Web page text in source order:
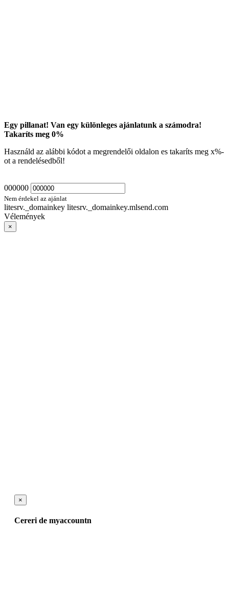
Egy pillanat! Van egy különleges ajánlatunk a számodra!
Takaríts meg 0%
Használd az alábbi kódot a megrendelői oldalon es takaríts meg x%-
ot a rendelésedből!
000000
Nem érdekel az ajánlat
litesrv._domainkey litesrv._domainkey.mlsend.com
Vélemények
×
×
Cereri de myaccountn